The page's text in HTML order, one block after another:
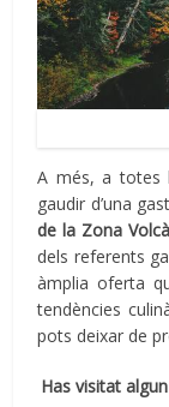
A més, a totes
gaudir d’una
de la Zona
dels referents
àmplia oferta
tendències
pots deixar de
Has visitat